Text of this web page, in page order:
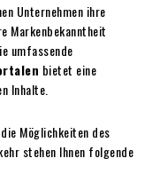
Unternehmen ihre
Markenbekanntheit
umfassende
bietet eine
Inhalte.
Möglichkeiten des
stehen Ihnen folgende